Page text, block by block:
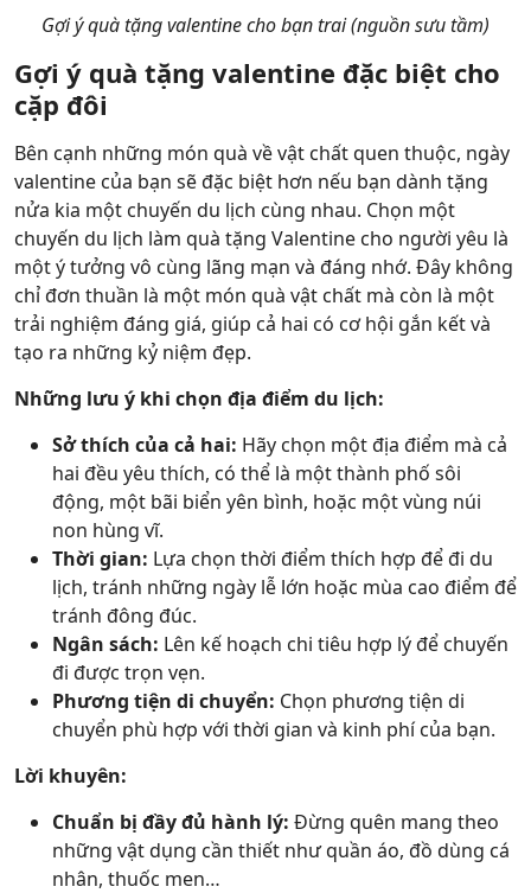
Gợi ý quà tặng valentine cho bạn trai (nguồn sưu tầm)
Gợi ý quà tặng valentine đặc biệt cho
cặp đôi
Bên cạnh những món quà về vật chất quen thuộc, ngày
valentine của bạn sẽ đặc biệt hơn nếu bạn dành tặng
nửa kia một chuyến du lịch cùng nhau. Chọn một
chuyến du lịch làm quà tặng Valentine cho người yêu là
một ý tưởng vô cùng lãng mạn và đáng nhớ. Đây không
chỉ đơn thuần là một món quà vật chất mà còn là một
trải nghiệm đáng giá, giúp cả hai có cơ hội gắn kết và
tạo ra những kỷ niệm đẹp.
Những lưu ý khi chọn địa điểm du lịch:
Sở thích của cả hai: Hãy chọn một địa điểm mà cả
hai đều yêu thích, có thể là một thành phố sôi
động, một bãi biển yên bình, hoặc một vùng núi
non hùng vĩ.
Thời gian: Lựa chọn thời điểm thích hợp để đi du
lịch, tránh những ngày lễ lớn hoặc mùa cao điểm để
tránh đông đúc.
Ngân sách: Lên kế hoạch chi tiêu hợp lý để chuyến
đi được trọn vẹn.
Phương tiện di chuyển: Chọn phương tiện di
chuyển phù hợp với thời gian và kinh phí của bạn.
Lời khuyên:
Chuẩn bị đầy đủ hành lý: Đừng quên mang theo
những vật dụng cần thiết như quần áo, đồ dùng cá
nhân, thuốc men…